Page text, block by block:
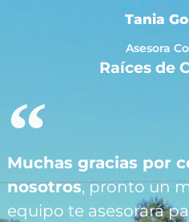
Tania
Asesora
Raíces de
Muchas gracias por
nosotros, pronto un
equipo te asesorará